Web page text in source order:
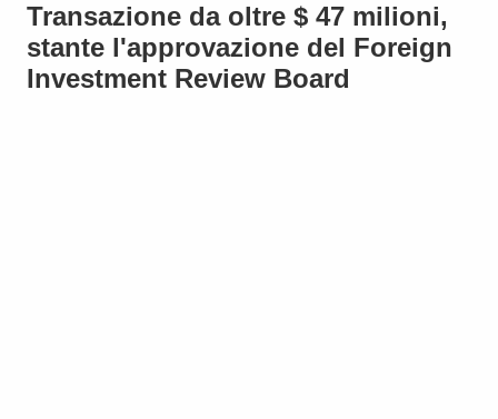
Transazione da oltre $ 47 milioni,
stante l'approvazione del Foreign
Investment Review Board